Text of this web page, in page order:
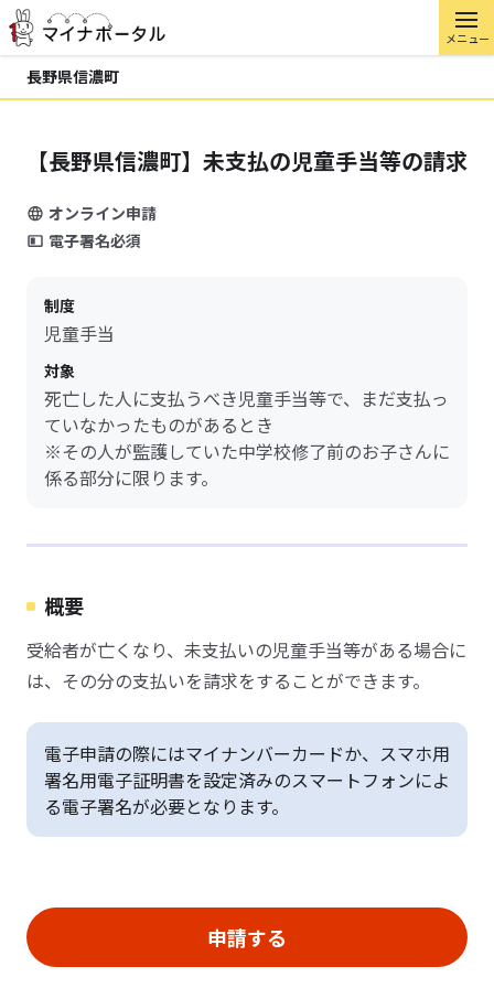
メニュー
長野県信濃町
【長野県信濃町】未支払の児童手当等の請求
オンライン申請
電子署名必須
制度
児童手当
対象
死亡した人に支払うべき児童手当等で、まだ支払っ
ていなかったものがあるとき
※その人が監護していた中学校修了前のお子さんに
係る部分に限ります。
概要
受給者が亡くなり、未支払いの児童手当等がある場合に
は、その分の支払いを請求をすることができます。
電子申請の際にはマイナンバーカードか、スマホ用
署名用電子証明書を設定済みのスマートフォンによ
る電子署名が必要となります。